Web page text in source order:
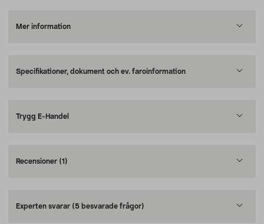
Mer information
Specifikationer, dokument och ev. faroinformation
Trygg E-Handel
Recensioner (1)
Experten svarar (5 besvarade frågor)